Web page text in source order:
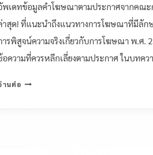
พเดทข้อมูลคำโฆษณาตามประกาศจากคณะ
าสุด! ที่แนะนำถึงแนวทางการโฆษณาที่มีลัก
ารพิสูจน์ความจริงเกี่ยวกับการโฆษณา พ.ศ.
อความที่ควรหลีกเลี่ยงตามประกาศ ในบทค
านต่อ